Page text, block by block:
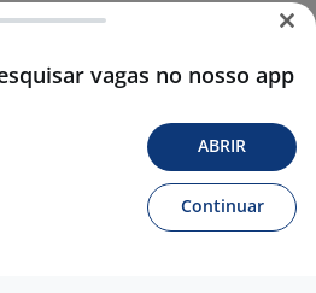
vagas no nosso app
ABRIR
Continuar